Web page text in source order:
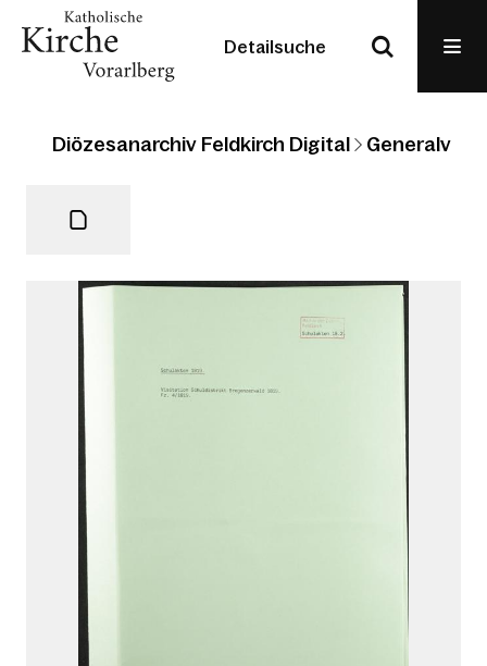
Detailsuche
Diözesanarchiv Feldkirch Digital